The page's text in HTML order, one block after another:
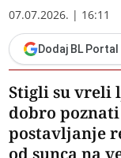
07.07.2026. | 16:11
Dodaj BL
Stigli su vreli
dobro
postavljanje